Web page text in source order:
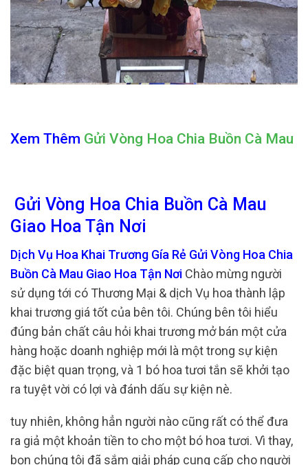
Xem Thêm Gửi Vòng Hoa Chia Buồn Cà Mau
Gửi Vòng Hoa Chia Buồn Cà Mau
Giao Hoa Tận Nơi
Dịch Vụ Hoa Khai Trương Gía Rẻ Gửi Vòng Hoa Chia
Buồn Cà Mau Giao Hoa Tận Nơi Chào mừng người
sử dụng tới có Thương Mại & dịch Vụ hoa thành lập
khai trương giá tốt của bên tôi. Chúng bên tôi hiểu
đúng bản chất câu hỏi khai trương mở bán một cửa
hàng hoặc doanh nghiệp mới là một trong sự kiện
đặc biệt quan trọng, và 1 bó hoa tươi tắn sẽ khởi tạo
ra tuyệt vời có lợi và đánh dấu sự kiện nè.
tuy nhiên, không hẳn người nào cũng rất có thể đưa
ra giả một khoản tiền to cho một bó hoa tươi. Vì thay,
bọn chúng tôi đã sắm giải pháp cung cấp cho người